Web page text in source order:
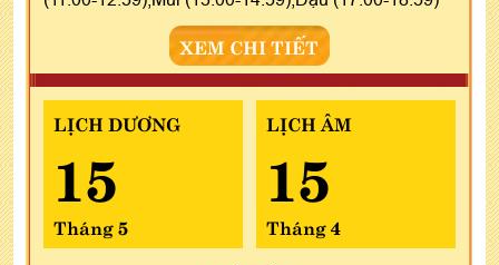
XEM CHI TIẾT
LỊCH DƯƠNG
15
Tháng 5
LỊCH ÂM
15
Tháng 4